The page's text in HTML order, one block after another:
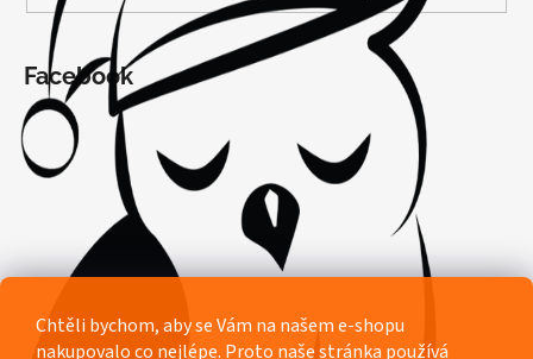
Chtěli bychom, aby se Vám na našem e-shopu
nakupovalo co nejlépe. Proto naše stránka používá
Facebook